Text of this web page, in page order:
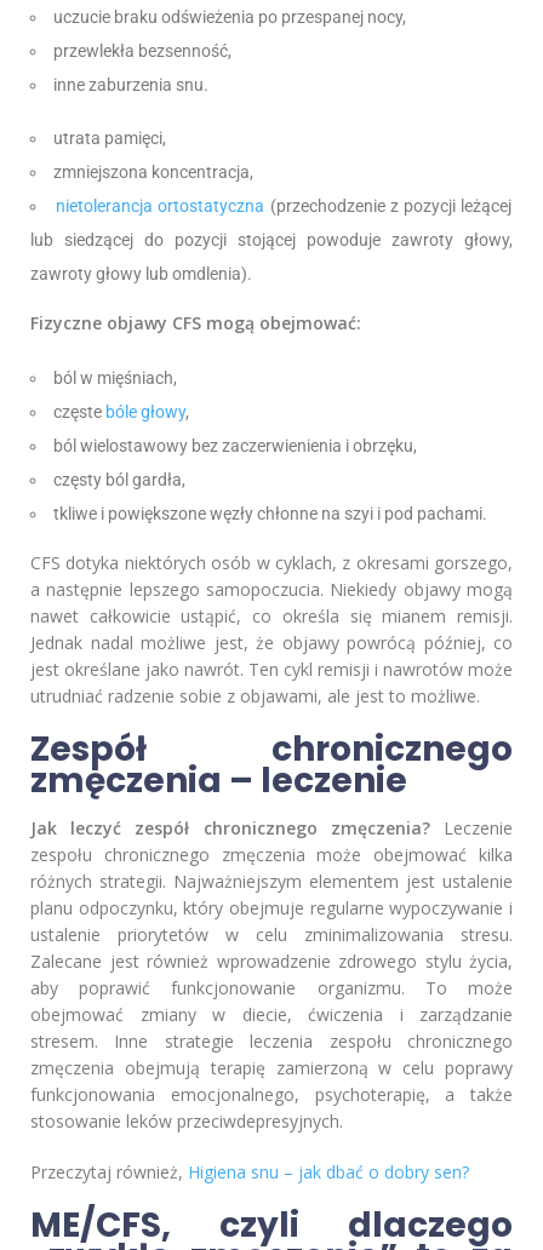
uczucie braku odświeżenia po przespanej nocy,
przewlekła bezsenność,
inne zaburzenia snu.
utrata pamięci,
zmniejszona koncentracja,
nietolerancja ortostatyczna (przechodzenie z pozycji leżącej
lub siedzącej do pozycji stojącej powoduje zawroty głowy,
zawroty głowy lub omdlenia).
Fizyczne objawy CFS mogą obejmować:
ból w mięśniach,
częste bóle głowy,
ból wielostawowy bez zaczerwienienia i obrzęku,
częsty ból gardła,
tkliwe i powiększone węzły chłonne na szyi i pod pachami.
CFS dotyka niektórych osób w cyklach, z okresami gorszego,
a następnie lepszego samopoczucia. Niekiedy objawy mogą
nawet całkowicie ustąpić, co określa się mianem remisji.
Jednak nadal możliwe jest, że objawy powrócą później, co
jest określane jako nawrót. Ten cykl remisji i nawrotów może
utrudniać radzenie sobie z objawami, ale jest to możliwe.
Zespół chronicznego
zmęczenia – leczenie
Jak leczyć zespół chronicznego zmęczenia?
Leczenie
zespołu chronicznego zmęczenia może obejmować kilka
różnych strategii. Najważniejszym elementem jest ustalenie
planu odpoczynku, który obejmuje regularne wypoczywanie i
ustalenie priorytetów w celu zminimalizowania stresu.
Zalecane jest również wprowadzenie zdrowego stylu życia,
aby poprawić funkcjonowanie organizmu. To może
obejmować zmiany w diecie, ćwiczenia i zarządzanie
stresem. Inne strategie leczenia zespołu chronicznego
zmęczenia obejmują terapię zamierzoną w celu poprawy
funkcjonowania emocjonalnego, psychoterapię, a także
stosowanie leków przeciwdepresyjnych.
Przeczytaj również, Higiena snu – jak dbać o dobry sen?
ME/CFS, czyli dlaczego